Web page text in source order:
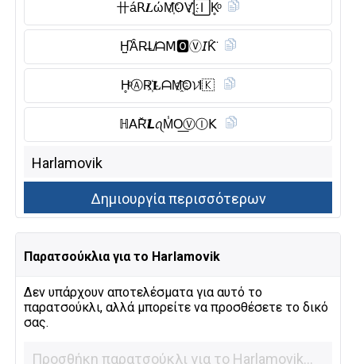
卄á𝖱𝑳ώM҉𝖮V҉🄸K̥ͦ
H̺͆ÂR̶L̸ᗩ𝖬🅾︎Ⓥ︎𝘐K̑̈
H̥ͦⒶ︎R҉𝐋ᗩM҈O𝓥I🇰
ℍ𝖠R̆̈𝙇ꪖM̾O͟Ⓥ︎Ⓘ︎𝖪
Παρατσούκλια για το Harlamovik
Δεν υπάρχουν αποτελέσματα για αυτό το
παρατσούκλι, αλλά μπορείτε να προσθέσετε το δικό
σας.